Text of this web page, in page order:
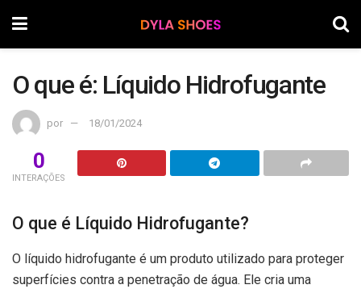
O que é: Líquido Hidrofugante
por 18/01/2024
0
INTERAÇÕES
O que é Líquido Hidrofugante?
O líquido hidrofugante é um produto utilizado para proteger
superfícies contra a penetração de água. Ele cria uma